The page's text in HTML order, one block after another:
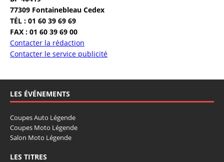
77309 Fontainebleau Cedex
TÉL : 01 60 39 69 69
FAX : 01 60 39 69 00
Contacter la rédaction
Contacter le service publicité
LES ÉVÉNEMENTS
Coupes Auto Légende
Coupes Moto Légende
Salon Moto Légende
LES TITRES